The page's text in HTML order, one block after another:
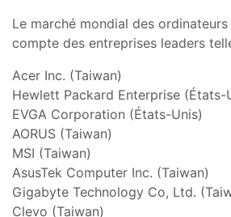
Le marché mondial des
compte des entreprises leaders
Acer Inc. (Taiwan)
Hewlett Packard Enterprise (États-
EVGA Corporation (États-Unis)
AORUS (Taiwan)
MSI (Taiwan)
AsusTek Computer Inc. (Taiwan)
Gigabyte Technology Co, Ltd.
Clevo (Taiwan)